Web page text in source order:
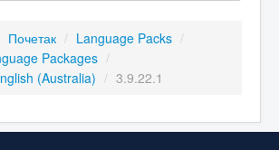
Почетак / Language Packs /
Packages /
(Australia) / 3.9.22.1